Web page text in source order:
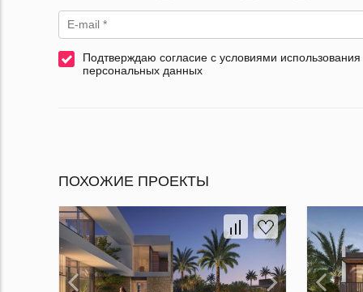
Подтверждаю согласие с условиями использования
персональных данных
ПОХОЖИЕ ПРОЕКТЫ